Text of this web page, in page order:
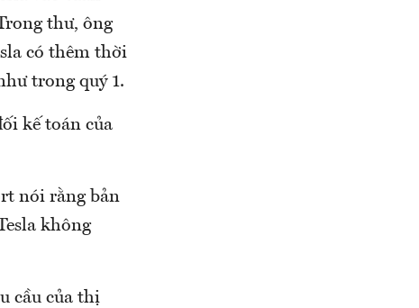
thư, ông
có thêm thời
trong quý 1.
kế toán của
nói rằng bản
không
cầu của thị